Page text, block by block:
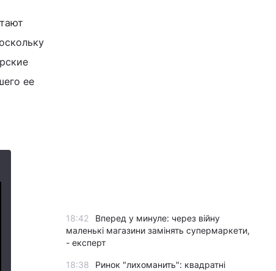
ее
18:42
Вперед у минуле: через війну
маленькі магазини замінять супермаркети,
- експерт
18:38
Ринок "лихоманить": квадратні